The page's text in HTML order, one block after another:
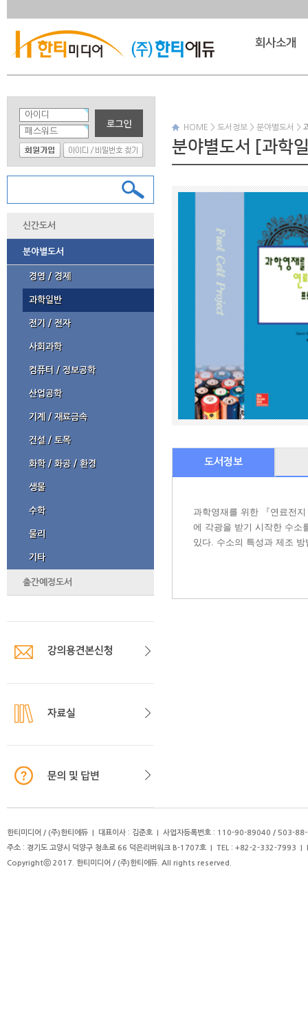
회사소개
신간도서
분야별도서
경영 / 경제
과학일반
전기 / 전자
사회과학
컴퓨터 / 정보공학
산업공학
기계 / 재료금속
건설 / 토목
화학 / 화공 / 환경
생물
수학
물리
기타
출간예정도서
HOME > 도서정보 > 분야별도서 >
분야별도서 [과학
도서정보
과학영재를 위한 『연료전
에 각광을 받기 시작한 수소
있다. 수소의 특성과 제조
한티미디어 / (주)한티에듀 | 대표이사 : 김준호 | 사업자등록번호 : 110-90-89040 / 503-
주소 : 경기도 고양시 덕양구 청초로 66 덕은리버워크 B-1707호 | TEL : +82-2-332-
Copyrightⓒ 2017. 한티미디어 / (주)한티에듀. All rights reserved.